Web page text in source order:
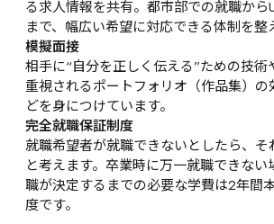
る求人情報を共有。都市部での就職から
まで、幅広い希望に対応できる体制を整
模擬面接
相手に“自分を正しく伝える”ための技術
重視されるポートフォリオ（作品集）
どを身につけています。
完全就職保証制度
就職希望者が就職できないとしたら、そ
と考えます。卒業時に万一就職できな
職が決定するまでの必要な学費は2年間
度です。